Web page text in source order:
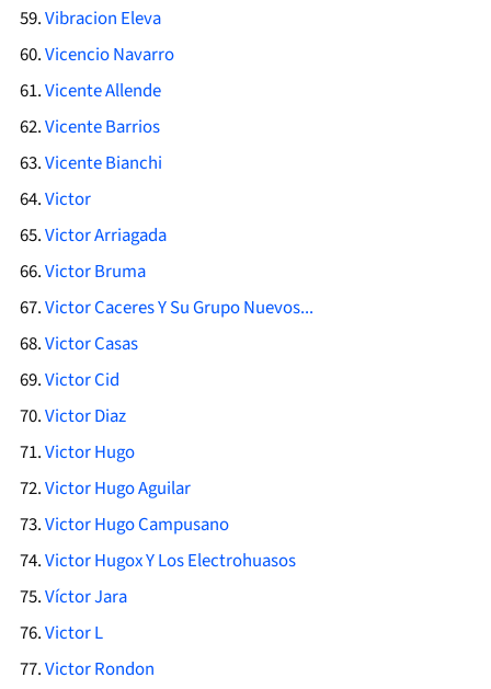
Vibracion Eleva
Vicencio Navarro
Vicente Allende
Vicente Barrios
Vicente Bianchi
Victor
Victor Arriagada
Victor Bruma
Victor Caceres Y Su Grupo Nuevos...
Victor Casas
Victor Cid
Victor Diaz
Victor Hugo
Victor Hugo Aguilar
Victor Hugo Campusano
Victor Hugox Y Los Electrohuasos
Víctor Jara
Victor L
Victor Rondon